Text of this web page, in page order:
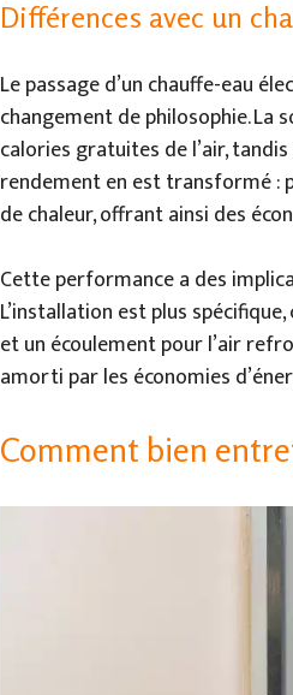
Différences avec un
Le passage d’un chauffe-eau
changement de philosophie. La
calories gratuites de l’air,
rendement en est transformé :
de chaleur, offrant ainsi des
Cette performance a des
L’installation est plus
et un écoulement pour l’air
amorti par les économies
Comment bien